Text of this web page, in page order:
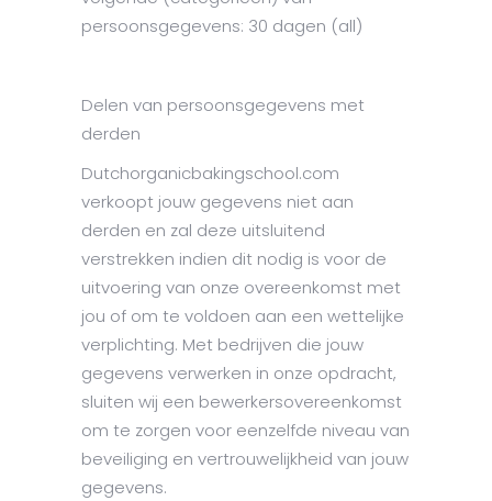
persoonsgegevens: 30 dagen (all)
Delen van persoonsgegevens met
derden
Dutchorganicbakingschool.com
verkoopt jouw gegevens niet aan
derden en zal deze uitsluitend
verstrekken indien dit nodig is voor de
uitvoering van onze overeenkomst met
jou of om te voldoen aan een wettelijke
verplichting. Met bedrijven die jouw
gegevens verwerken in onze opdracht,
sluiten wij een bewerkersovereenkomst
om te zorgen voor eenzelfde niveau van
beveiliging en vertrouwelijkheid van jouw
gegevens.